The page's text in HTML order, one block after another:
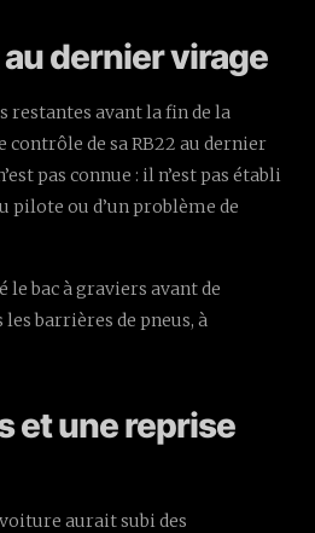
au dernier virage
restantes avant la fin de la
contrôle de sa RB22 au dernier
pas connue : il n’est pas établi
pilote ou d’un problème de
le bac à graviers avant de
barrières de pneus, à
et une reprise
aurait subi des